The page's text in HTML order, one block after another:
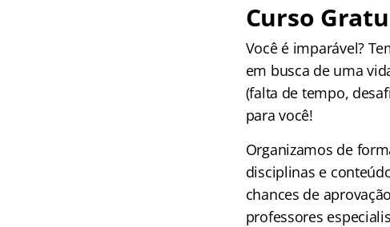
Curso
Você é imparável?
em busca de uma
(falta de tempo,
para você!
Organizamos de
disciplinas e
chances de
professores